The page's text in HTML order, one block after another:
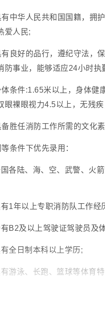
有中华人民共和国国籍，拥
爱人民;
有良好的品行，遵纪守法，
防事业，能够适应24小时执
体条件:1.65米以上，身体健
眼裸眼视力4.5以上，无残
备胜任消防工作所需的文化
条件下优先录用：
各陆、海、空、武警、火
1年以上专职消防队工作
B2及以上驾驶证驾驶员及
全日制本科以上学历;
游泳、长跑、篮球等体育
人、家庭成员以及主要社会